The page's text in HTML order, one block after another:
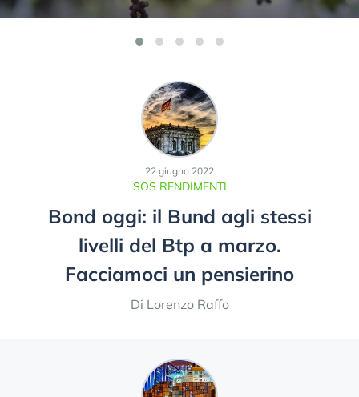
SOS RENDIMENTI
22 giugno 2022
Bond oggi: il Bund agli stessi
livelli del Btp a marzo.
Facciamoci un pensierino
Di Lorenzo Raffo